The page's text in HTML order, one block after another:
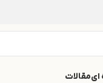
ایمقالات